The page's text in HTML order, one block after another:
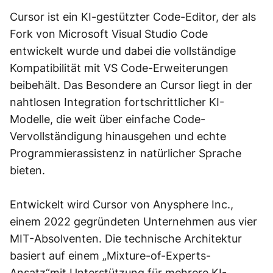
Cursor ist ein KI-gestützter Code-Editor, der als
Fork von Microsoft Visual Studio Code
entwickelt wurde und dabei die vollständige
Kompatibilität mit VS Code-Erweiterungen
beibehält. Das Besondere an Cursor liegt in der
nahtlosen Integration fortschrittlicher KI-
Modelle, die weit über einfache Code-
Vervollständigung hinausgehen und echte
Programmierassistenz in natürlicher Sprache
bieten.
Entwickelt wird Cursor von Anysphere Inc.,
einem 2022 gegründeten Unternehmen aus vier
MIT-Absolventen. Die technische Architektur
basiert auf einem „Mixture-of-Experts-